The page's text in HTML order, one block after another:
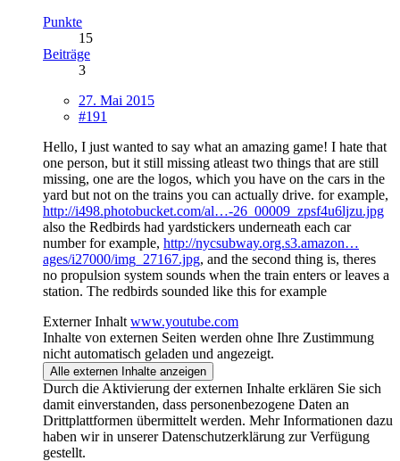
Punkte
15
Beiträge
3
27. Mai 2015
#191
Hello, I just wanted to say what an amazing game! I hate that
one person, but it still missing atleast two things that are still
missing, one are the logos, which you have on the cars in the
yard but not on the trains you can actually drive. for example,
http://i498.photobucket.com/al…-26_00009_zpsf4u6ljzu.jpg
also the Redbirds had yardstickers underneath each car
number for example, http://nycsubway.org.s3.amazon…
ages/i27000/img_27167.jpg, and the second thing is, theres
no propulsion system sounds when the train enters or leaves a
station. The redbirds sounded like this for example
Externer Inhalt www.youtube.com
Inhalte von externen Seiten werden ohne Ihre Zustimmung
nicht automatisch geladen und angezeigt.
Alle externen Inhalte anzeigen
Durch die Aktivierung der externen Inhalte erklären Sie sich
damit einverstanden, dass personenbezogene Daten an
Drittplattformen übermittelt werden. Mehr Informationen dazu
haben wir in unserer Datenschutzerklärung zur Verfügung
gestellt.